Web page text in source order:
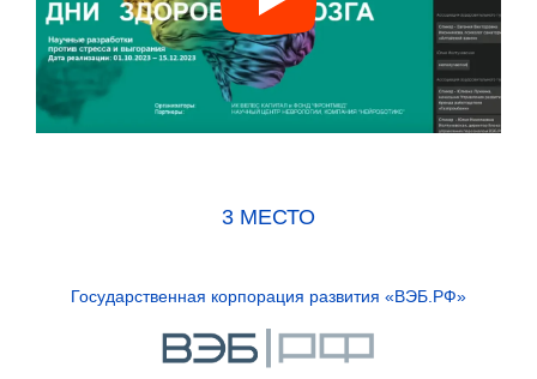
3 МЕСТО
Государственная корпорация развития «ВЭБ.РФ»